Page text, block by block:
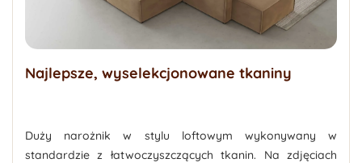
Najlepsze, wyselekcjonowane tkaniny
Duży narożnik w stylu loftowym wykonywany w
standardzie z łatwoczyszczących tkanin. Na zdjęciach